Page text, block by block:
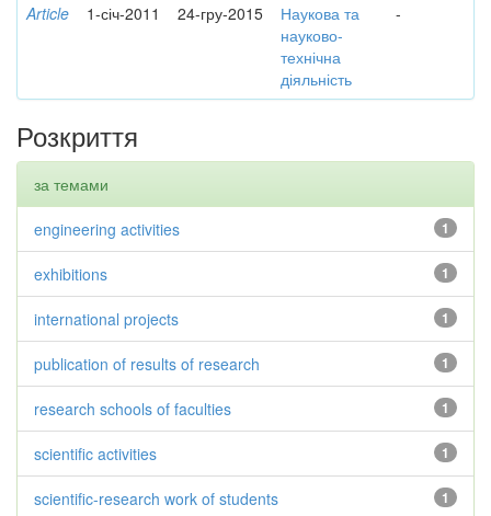
Article 1-січ-2011 24-гру-2015
Наукова та
науково-
технічна
діяльність
-
Розкриття
за темами
1
engineering activities
1
exhibitions
1
international projects
1
publication of results of research
1
research schools of faculties
1
scientific activities
1
scientific-research work of students